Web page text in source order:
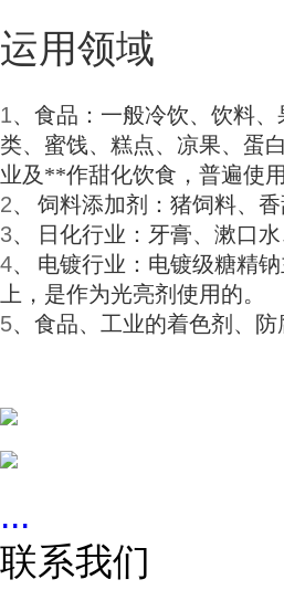
运用领域
1、食品：一般冷饮、饮料
类、蜜饯、糕点、凉果、蛋
业及**作甜化饮食，普遍使
2、
饲料添加剂：猪饲料、
3、
日化行业：牙膏、漱口
4、
电镀行业：电镀级糖精
上，是作为光亮剂使用的。
5、食品、工业的着色剂、防
...
联系我们